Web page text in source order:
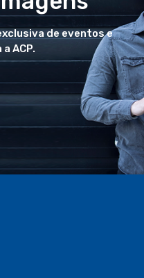
de eventos e
ACP.